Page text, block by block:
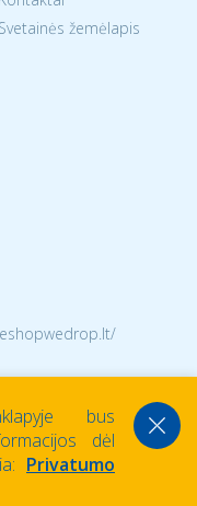
Svetainės žemėlapis
bus
dėl
Privatumo